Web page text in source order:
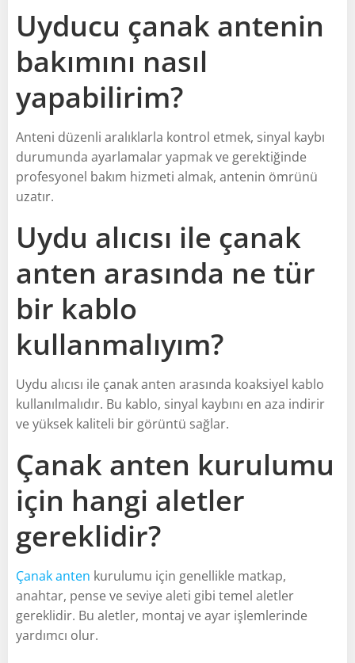
Uyducu çanak antenin
bakımını nasıl
yapabilirim?
Anteni düzenli aralıklarla kontrol etmek, sinyal kaybı
durumunda ayarlamalar yapmak ve gerektiğinde
profesyonel bakım hizmeti almak, antenin ömrünü
uzatır.
Uydu alıcısı ile çanak
anten arasında ne tür
bir kablo
kullanmalıyım?
Uydu alıcısı ile çanak anten arasında koaksiyel kablo
kullanılmalıdır. Bu kablo, sinyal kaybını en aza indirir
ve yüksek kaliteli bir görüntü sağlar.
Çanak anten kurulumu
için hangi aletler
gereklidir?
Çanak anten kurulumu için genellikle matkap,
anahtar, pense ve seviye aleti gibi temel aletler
gereklidir. Bu aletler, montaj ve ayar işlemlerinde
yardımcı olur.